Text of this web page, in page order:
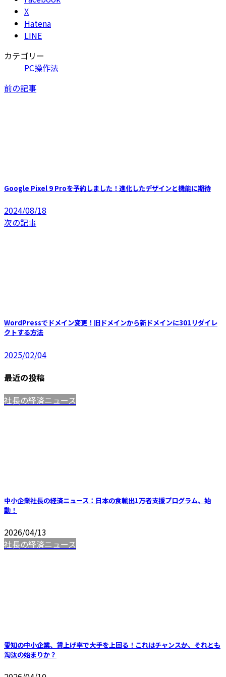
X
Hatena
LINE
カテゴリー
PC操作法
前の記事
Google Pixel 9 Proを予約しました！進化したデザインと機能に期待
2024/08/18
次の記事
WordPressでドメイン変更！旧ドメインから新ドメインに301リダイレ
クトする方法
2025/02/04
最近の投稿
社長の経済ニュース
中小企業社長の経済ニュース：日本の食輸出1万者支援プログラム、始
動！
2026/04/13
社長の経済ニュース
愛知の中小企業、賃上げ率で大手を上回る！これはチャンスか、それとも
淘汰の始まりか？